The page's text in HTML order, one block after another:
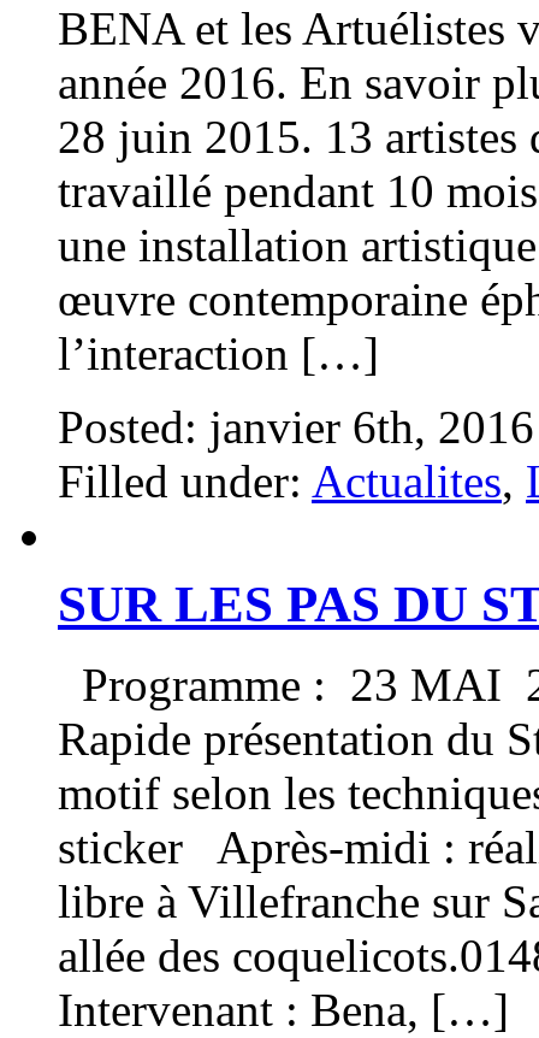
BENA et les Artuélistes
année 2016. En savoir
28 juin 2015. 13 artistes
travaillé pendant 10
une installation
œuvre contemporaine
l’interaction […]
Posted: janvier 6th,
Filled under: Actualites,
SUR LES PAS DU
Programme : 23 MAI
Rapide présentation du
motif selon les
sticker Après-midi :
libre à Villefranche sur
allée des
Intervenant : Bena, […]